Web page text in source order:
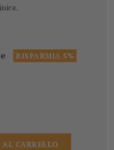
RISPARMIA 5%
AL CARRELLO